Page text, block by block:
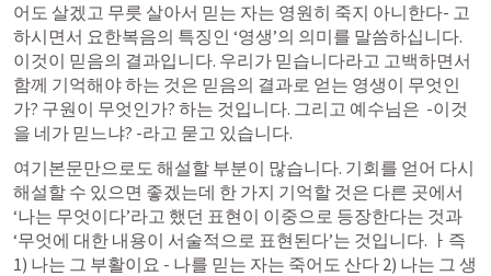
어도 살겠고 무릇 살아서 믿는 자는 영원히 죽지 아니한다- 고
하시면서 요한복음의 특징인 ‘영생’의 의미를 말씀하십니다.
이것이 믿음의 결과입니다. 우리가 믿습니다라고 고백하면서
함께 기억해야 하는 것은 믿음의 결과로 얻는 영생이 무엇인
가? 구원이 무엇인가? 하는 것입니다. 그리고 예수님은  -이것
을 네가 믿느냐? -라고 묻고 있습니다.
여기본문만으로도 해설할 부분이 많습니다. 기회를 얻어 다시
해설할 수 있으면 좋겠는데 한 가지 기억할 것은 다른 곳에서
‘나는 무엇이다’라고 했던 표현이 이중으로 등장한다는 것과
‘무엇에 대한 내용이 서술적으로 표현된다’는 것입니다. ㅏ즉
1) 나는 그 부활이요 - 나를 믿는 자는 죽어도 산다 2) 나는 그 생